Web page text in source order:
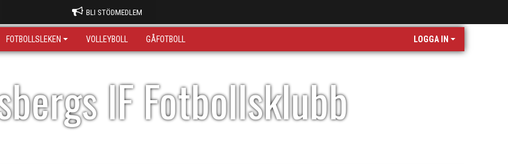
BLI STÖDMEDLEM
FOTBOLLSLEKEN VOLLEYBOLL GÅFOTBOLL LOGGA IN
IF Fotbollsklubb